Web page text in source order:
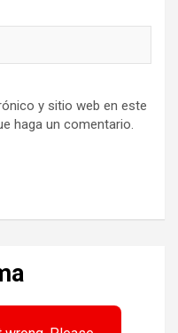
y sitio web en este
haga un comentario.